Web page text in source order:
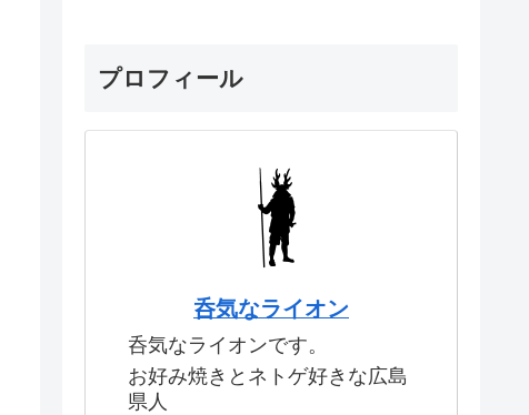
プロフィール
呑気なライオン
呑気なライオンです。
お好み焼きとネトゲ好きな広島
県人